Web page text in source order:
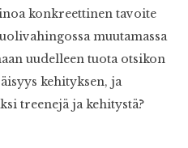
konkreettinen tavoite
muutamassa
uudelleen tuota otsikon
kehityksen, ja
treenejä ja kehitystä?